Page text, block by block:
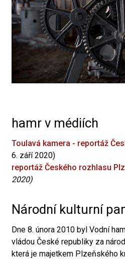
hamr v médiích
Toulavá kamera - reportáž
6. září 2020)
reportáž Českého rozhlasu
2020)
Národní kulturní
Dne 8. února 2010 byl Vodní
vládou České republiky za
která je majetkem Plzeňského